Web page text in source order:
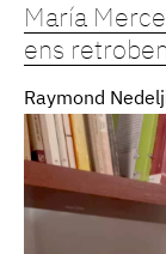
María
ens
Raymond